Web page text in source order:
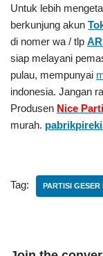
Untuk lebih
berkunjung akun
di nomer wa / tlp
siap melayani
pulau, mempunyai
indonesia. Jangan
Produsen Nice
murah.
Tag: PARTISI